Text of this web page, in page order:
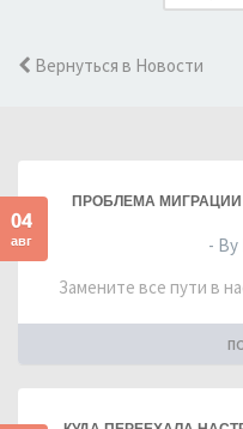
Вернуться в Новости
04
авг
ПРОБЛЕМА МИГРАЦИИ
-
Замените все пути в